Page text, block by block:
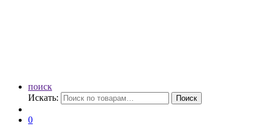
поиск
Искать:
Поиск
0